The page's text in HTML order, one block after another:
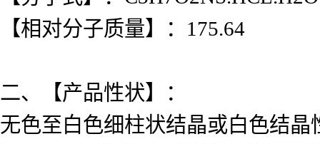
【相对分子质量】：175.64
二、【产品性状】：
无色至白色细柱状结晶或白色结晶